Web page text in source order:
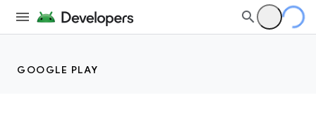
GOOGLE PLAY